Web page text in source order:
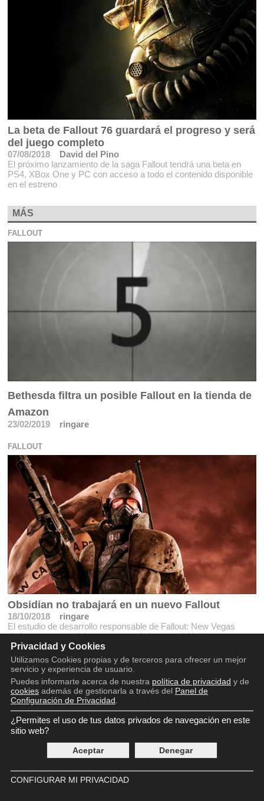
La beta de Fallout 76 guardará el progreso y será
del juego completo
07/08/2018
David del Pino
El próximo lanzamiento de la saga Fallout tendrá una beta en
PS4, XBox One y PC con acceso a todo el contenido disponible
en el estreno
MÁS
FALLOUT
Bethesda filtra un posible Fallout en la tienda de
Amazon
23/02/2019 ringare
FALLOUT
Obsidian no trabajará en un nuevo Fallout
18/10/2018
ringare
El estudio de desarrollo responsable de Fallout: New Vegas
dudosamente tendrá un proyecto de la saga del holocausto
nuclear
Copyright © 2016 - 2026
Aviso legal
Política de privacidad
Política de cookies
Contácto
Privacidad y Cookies
Utilizamos Cookies propias y de terceros para ofrecer un mejor
servicio y experiencia de usuario.
Puedes informarte acerca de nuestra política de privacidad y de
cookiesademás de gestionarla a través del Panel de
Configuración de Privacidad
¿Permites el uso de tus datos privados de navegación en este
sitio web?
Aceptar Denegar
CONFIGURAR MI PRIVACIDAD